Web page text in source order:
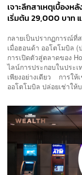
เจาะลึกสาเหตุเบื้องหลั
เริ่มต้น 29,000 บาท
กลายเป็นปรากฏการณ์ที่
เมื่อฮอนด้า ออโตโมบิล (
การเปิดตัวสู่ตลาดของ
ไลน์การประกอบในประเ
เพียงอย่างเดียว การให้
ออโตโมบิล ปล่อยเช่าให้